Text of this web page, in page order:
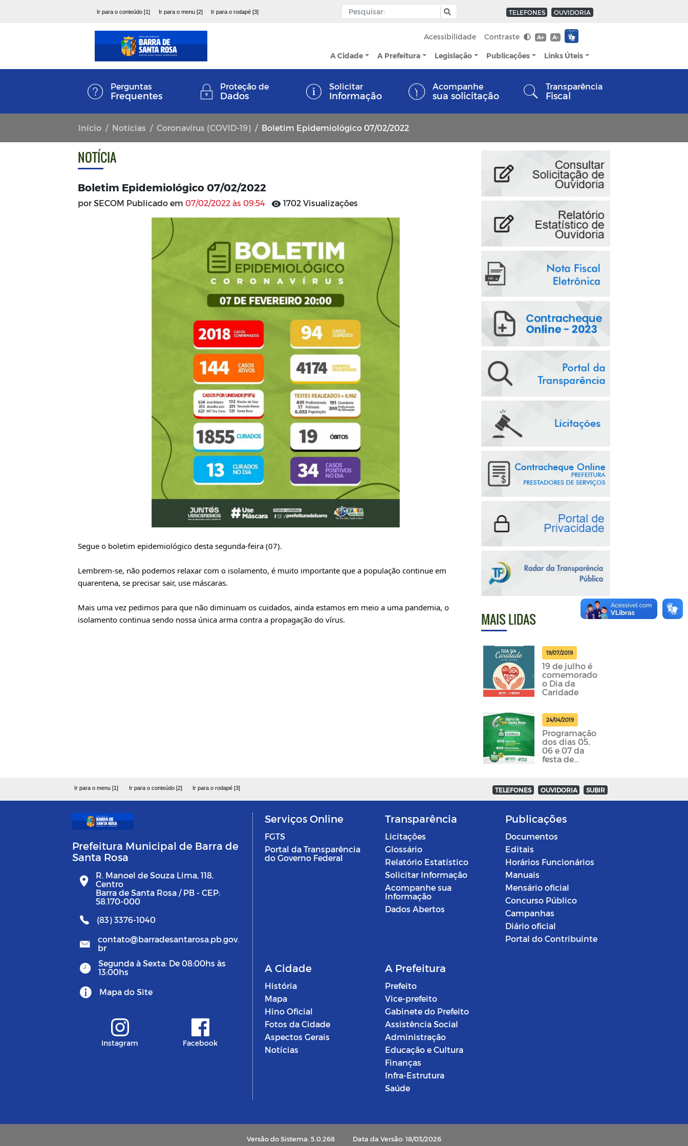
Ir para o conteúdo [1] Ir para o menu [2] Ir para o rodapé [3] TELEFONES OUVIDORIA
Acessibilidade Contraste A+ A-
A Cidade A Prefeitura Legislação Publicações Links Úteis
Perguntas
Frequentes
Proteção de
Dados
Solicitar
Informação
Acompanhe
sua solicitação
Transparência
Fiscal
Início Notícias Coronavírus (COVID-19) Boletim Epidemiológico 07/02/2022
NOTÍCIA
Boletim Epidemiológico 07/02/2022
por SECOM Publicado em 07/02/2022 às 09:54 1702 Visualizações
Segue o boletim epidemiológico desta segunda-feira (07).
Lembrem-se, não podemos relaxar com o isolamento, é muito importante que a população continue em
quarentena, se precisar sair, use máscaras.
Mais uma vez pedimos para que não diminuam os cuidados, ainda estamos em meio a uma pandemia, o
isolamento continua sendo nossa única arma contra a propagação do vírus.
MAIS LIDAS
19/07/2019
19 de julho é
comemorado
o Dia da
Caridade
24/04/2019
Programação
dos dias 05,
06 e 07 da
festa de
foram
divulgadas
Ir para o menu [1] Ir para o conteúdo [2] Ir para o rodapé [3] TELEFONES OUVIDORIA SUBIR
Prefeitura Municipal de Barra de
Santa Rosa
R. Manoel de Souza Lima, 118,
Centro
Barra de Santa Rosa / PB - CEP:
58.170-000
(83) 3376-1040
contato@barradesantarosa.pb.gov.
br
Segunda à Sexta: De 08:00hs às
13:00hs
Mapa do Site
Instagram Facebook
Serviços Online
FGTS
Portal da Transparência
do Governo Federal
Transparência
Licitações
Glossário
Relatório Estatístico
Solicitar Informação
Acompanhe sua
Informação
Dados Abertos
Publicações
Documentos
Editais
Horários Funcionários
Manuais
Mensário oficial
Concurso Público
Campanhas
Diário oficial
Portal do Contribuinte
A Cidade
História
Mapa
Hino Oficial
Fotos da Cidade
Aspectos Gerais
Notícias
A Prefeitura
Prefeito
Vice-prefeito
Gabinete do Prefeito
Assistência Social
Administração
Educação e Cultura
Finanças
Infra-Estrutura
Saúde
Versão do Sistema: 5.0.268 Data da Versão: 18/03/2026